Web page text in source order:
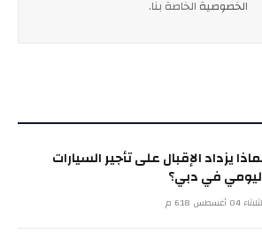
الخصوصية الخاصة بنا.
يزداد الإقبال على تأجير السيارات
في دبي؟
04 أغسطس 6:18 م